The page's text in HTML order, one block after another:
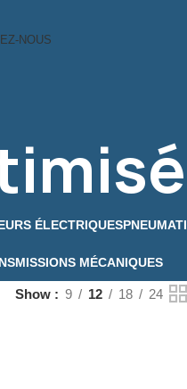
NOUS
ÉLECTRIQUES
MÉCANIQUES
Show 9 12 18 24